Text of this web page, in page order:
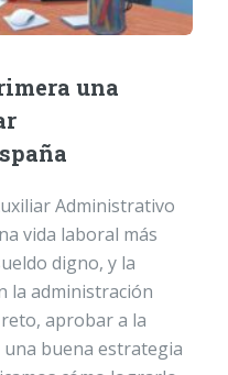
una
Administrativo
vida laboral más
digno, y la
la administración
aprobar a la
buena estrategia